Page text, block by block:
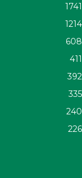
1741
1214
608
411
392
335
240
226